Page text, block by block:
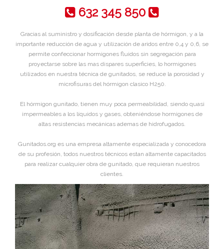
632 345 850
Gracias al suministro y dosificación desde planta de hórmigon, y a la
importante reducción de agua y utilización de aridos entre 0,4 y 0,6, se
permite confeccionar hormigones fluidos sin segregación para
proyectarse sobre las mas dispares superficies, lo hormigones
utilizados en nuestra técnica de gunitados, se reduce la porosidad y
microfisuras del hórmigon clasico H250.
El hórmigon gunitado, tienen muy poca permeabilidad, siendo quasi
impermeables a los líquidos y gases, obteniéndose hormigones de
altas resistencias mecánicas ademas de hidrofugados.
Gunitados.org es una empresa altamente especializada y conocedora
de su profesión, todos nuestros técnicos estan altamente capacitados
para realizar cualquier obra de gunitado, que requieran nuestros
clientes.